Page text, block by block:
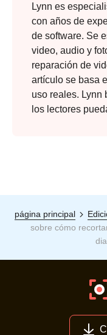
Lynn es
con años de
de software. Se
video, audio y
reparación de
artículo se basa
uso reales. Lynn
los lectores
página principal
sobre cómo